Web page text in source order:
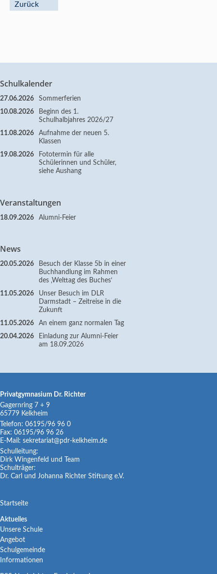
Zurück
Schulkalender
27.06.2026
Sommerferien
10.08.2026
Beginn des 1.
Schulhalbjahres 2026/27
11.08.2026
Aufnahme der neuen 5.
Klassen
19.08.2026
Fototermin für alle
Schülerinnen und Schüler,
siehe Aushang
Veranstaltungen
18.09.2026 Alumni-Feier
News
20.05.2026
Besuch der Klasse 5b in einer
Buchhandlung im Rahmen
des ‚Welttag des Buches‘
11.05.2026
Unser Besuch im DLR
Darmstadt – Zeitreise in die
Zukunft
11.05.2026
An einem ganz normalen Tag
20.04.2026
Einladung zur Alumni-Feier
am 18.09.2026
Privatgymnasium Dr. Richter
Gagernring 7 + 9
65779 Kelkheim
Telefon: 06195/96 96 0
Fax: 06195/96 96 26
E-Mail: sekretariat@pdr-kelkheim.de
Schulleitung:
Dirk Wingenfeld und Team
Schulträger:
Dr. Carl und Johanna Richter Stiftung e.V.
Navigation
überspringen
Startseite
Navigation
überspringen
Aktuelles
Unsere Schule
Angebot
Schulgemeinde
Informationen